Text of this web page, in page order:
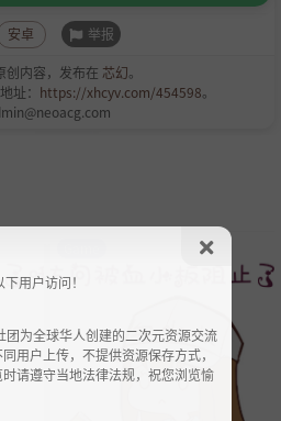
安卓 举报
创内容，发布在 芯幻。
址： https://xhcyv.com/454598。
用户访问！
团为全球华人创建的二次元资源交流
用户上传，不提供资源保存方式，
请遵守当地法律法规，祝您浏览愉